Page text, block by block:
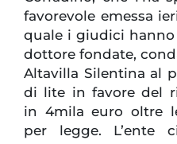
favorevole emessa
quale i giudici
dottore fondate,
Altavilla Silentina al
di lite in favore del
in 4mila euro oltre
per legge. L’ente